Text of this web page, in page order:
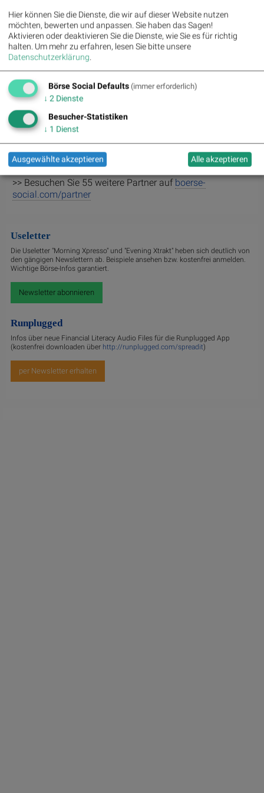
Frauenthal Lenzing , Linz Textil Holding Wolford , Wolftank-Adisa
Wiener Privatbank, BTV AG,BKS Bank Stamm,Amag, CPI Europe
AG.
Random Partner
Marinomed
Marinomed hat die Vision, das Leben von Patienten, die an
Krankheiten mit unzureichenden
therapeutischen Bereichen nachhaltig zu verbessern:
Virologie und Immunologie.
>> Besuchen Sie 55 weitere Partner auf boerse-
social.com/partner
Useletter
Die Useletter "Morning Xpresso" und "Evening Xtrakt" heben sich deutlich von
den gängigen Newslettern ab. Beispiele ansehen bzw. kostenfrei anmelden.
Wichtige Börse-Infos garantiert.
Newsletter abonnieren
Runplugged
Infos über neue Financial Literacy Audio Files für die Runplugged App
(kostenfrei downloaden über http://runplugged.com/spreadit)
per Newsletter erhalten
Hier können Sie die Dienste, die wir auf dieser Website nutzen
möchten, bewerten und anpassen. Sie haben das Sagen!
Aktivieren oder deaktivieren Sie die Dienste, wie Sie es für richtig
halten. Um mehr zu erfahren, lesen Sie bitte unsere
Datenschutzerklärung.
Börse Social Defaults (immer erforderlich)
↓ 2 Dienste
Besucher-Statistiken
↓ 1 Dienst
Ausgewählte akzeptieren Alle akzeptieren